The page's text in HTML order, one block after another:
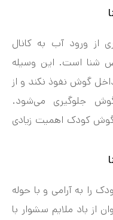
از ورود آب به کانال
شنا است. این وسیله
گوش نفوذ نکند و از
جلوگیری می‌شود.
کودک اهمیت زیادی
را به آرامی و با حوله
از باد ملایم سشوار با